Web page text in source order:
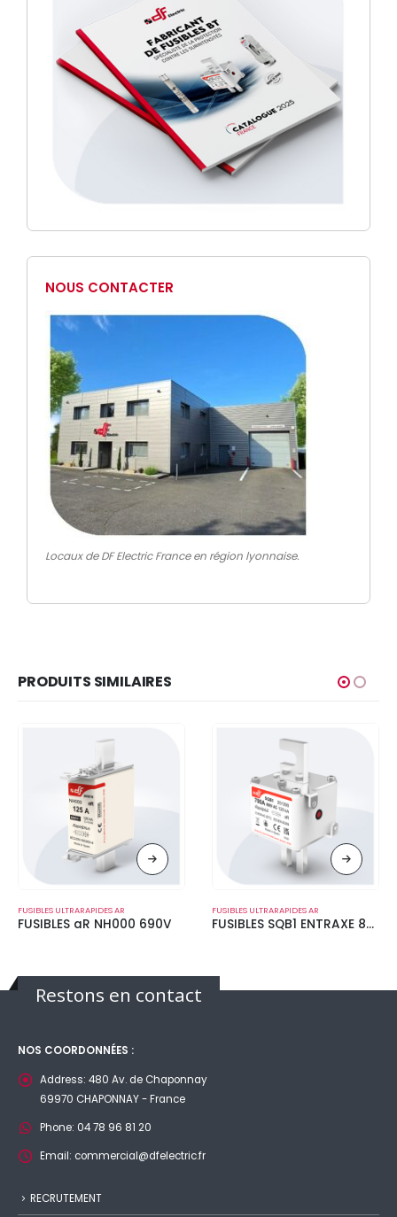
NOUS CONTACTER
Locaux de DF Electric France en région lyonnaise.
PRODUITS SIMILAIRES
FUSIBLES ULTRARAPIDES AR
FUSIBLES aR NH000 690V
FUSIBLES ULTRARAPIDES AR
FUSIBLES SQB1 ENTRAXE 80 MM 690V
Restons en contact
NOS COORDONNÉES :
Address: 480 Av. de Chaponnay
69970 CHAPONNAY - France
Phone: 04 78 96 81 20
Email: commercial@dfelectric.fr
RECRUTEMENT